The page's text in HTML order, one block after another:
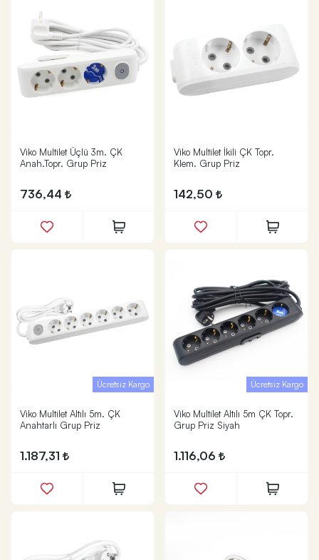
Viko Multilet Üçlü 3m. ÇK
Anah.Topr. Grup Priz
736,44
Viko Multilet İkili ÇK Topr.
Klem. Grup Priz
142,50
Ücretsiz Kargo
Viko Multilet Altılı 5m. ÇK
Anahtarlı Grup Priz
1.187,31
Ücretsiz Kargo
Viko Multilet Altılı 5m ÇK Topr.
Grup Priz Siyah
1.116,06